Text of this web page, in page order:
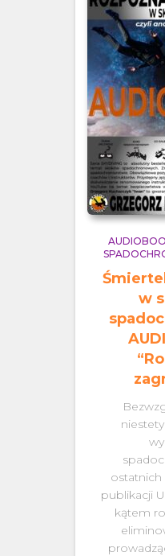
w
ostatnich
publikacji
kątem